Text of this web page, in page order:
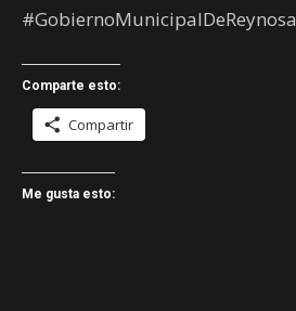
#GobiernoMunicipalDeReynosa
Comparte esto:
Compartir
Me gusta esto: